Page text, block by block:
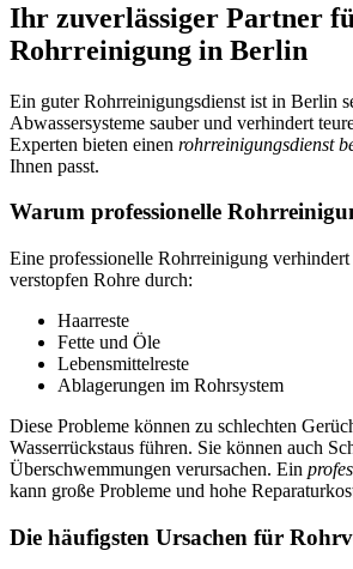
Ihr zuverlässiger Partner
Rohrreinigung in Berlin
Ein guter Rohrreinigungsdienst ist in Berlin
Abwassersysteme sauber und verhindert
Experten bieten einen rohrreinigungsdienst
Ihnen passt.
Warum professionelle
Eine professionelle Rohrreinigung
verstopfen Rohre durch:
Haarreste
Fette und Öle
Lebensmittelreste
Ablagerungen im Rohrsystem
Diese Probleme können zu schlechten
Wasserrückstaus führen. Sie können auch
Überschwemmungen verursachen. Ein
kann große Probleme und hohe
Die häufigsten Ursachen für